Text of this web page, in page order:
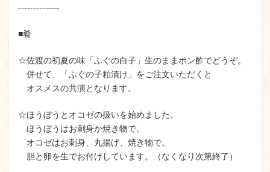
----------—-
■肴
☆佐渡の初夏の味「ふぐの白子」生のままポン酢でどうぞ。
併せて、「ふぐの子粕漬け」をご注文いただくと
オスメスの共演となります。
☆ほうぼうとオコゼの扱いを始めました。
ほうぼうはお刺身か焼き物で。
オコゼはお刺身、丸揚げ、焼き物で。
胆と卵を生でお付けしています。（なくなり次第終了）